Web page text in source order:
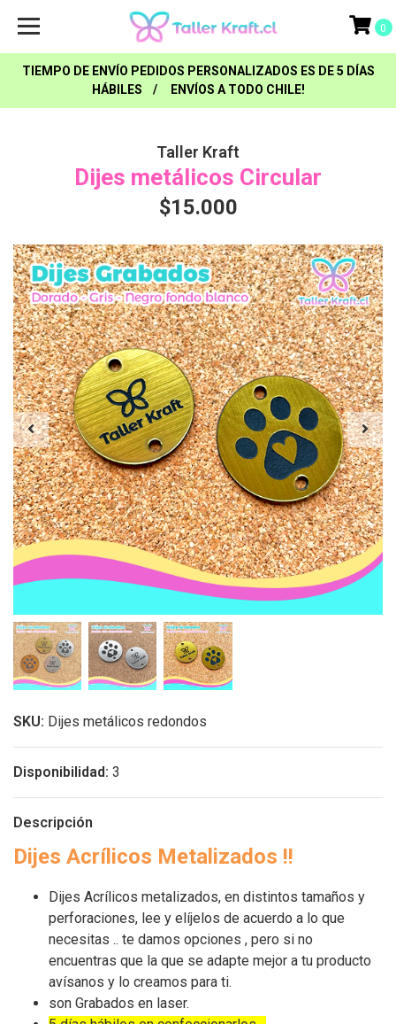
TIEMPO DE ENVÍO PEDIDOS PERSONALIZADOS ES DE 5 DÍAS
HÁBILES / ENVÍOS A TODO CHILE!
0
Taller Kraft
Dijes metálicos Circular
$15.000
SKU: Dijes metálicos redondos
Disponibilidad: 3
Descripción
Dijes Acrílicos Metalizados !!
Dijes Acrílicos metalizados, en distintos tamaños y
perforaciones, lee y elíjelos de acuerdo a lo que
necesitas .. te damos opciones , pero si no
encuentras que la que se adapte mejor a tu producto
avísanos y lo creamos para ti.
son Grabados en laser.